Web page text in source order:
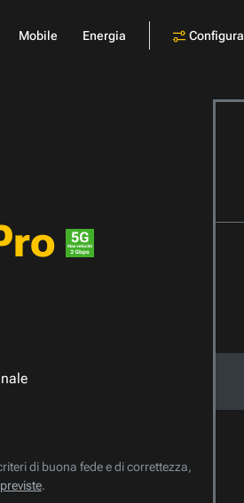
Mobile Energia Configura
di buona fede e di correttezza,
.